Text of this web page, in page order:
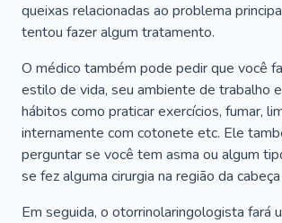
queixas relacionadas ao problema
tentou fazer algum tratamento.
O médico também pode pedir que você
estilo de vida, seu ambiente de trabalho
hábitos como praticar exercícios, fumar,
internamente com cotonete etc. Ele
perguntar se você tem asma ou algum
se fez alguma cirurgia na região da
Em seguida, o otorrinolaringologista fará